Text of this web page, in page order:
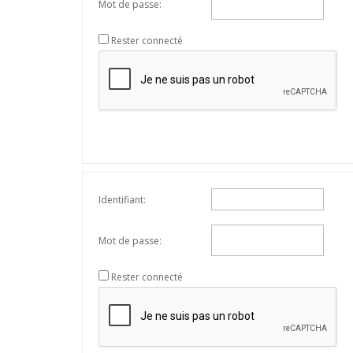
Mot de passe:
Rester connecté
Identifiant:
Mot de passe:
Rester connecté